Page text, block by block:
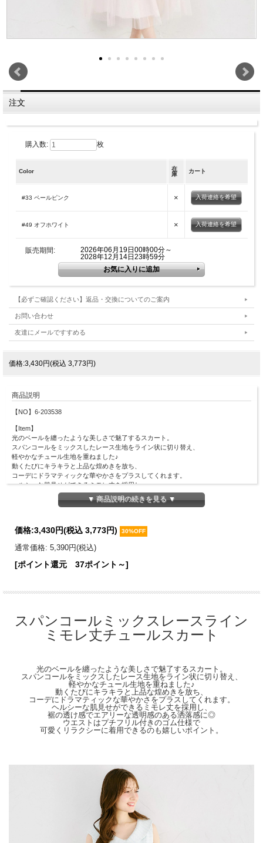
注文
購入数: 枚
Color
在
庫
カート
#33 ペールピンク × 入荷連絡を希望
#49 オフホワイト × 入荷連絡を希望
販売期間:
2026年06月19日00時00分～
2028年12月14日23時59分
【必ずご確認ください】返品・交換についてのご案内
お問い合わせ
友達にメールですすめる
価格:3,430円(税込 3,773円)
商品説明
【NO】6-203538
【Item】
光のベールを纏ったような美しさで魅了するスカート。
スパンコールをミックスしたレース生地をライン状に切り替え、
軽やかなチュール生地を重ねました♪
動くたびにキラキラと上品な煌めきを放ち、
コーデにドラマティックな華やかさをプラスしてくれます。
ヘルシーな肌見せができるミモレ丈を採用し、
裾の透け感でエアリーな透明感のある洒落感に◎
ウエストはプチフリル付きのゴム仕様で
https://www.tocco-closet.co.jp/SHOP/389182/390077/list.html
【Material】
別布（レース）：ナイロン85％、ポリエステル15％
【Detail】
※ウエストゴム仕様
※ファスナーなし
【Attention】サイズは平置きサイズとなりますので測り方により誤差が出る場合が
ございます。 色合いはモニター環境により若干の誤差が出ます。 ライティングや
天候によりモデル画像と物撮り画像のカラーに違いある場合、物撮り画像の方が
実際のカラーに近い状態で撮影されておりますので、そちらを参考にしてください
ませ。
▼ 商品説明の続きを見る ▼
価格:3,430円(税込 3,773円) 30%OFF
通常価格: 5,390円(税込)
[ポイント還元 37ポイント～]
スパンコールミックスレースライン
ミモレ丈チュールスカート
光のベールを纏ったような美しさで魅了するスカート。
スパンコールをミックスしたレース生地をライン状に切り替え、
軽やかなチュール生地を重ねました♪
動くたびにキラキラと上品な煌めきを放ち、
コーデにドラマティックな華やかさをプラスしてくれます。
ヘルシーな肌見せができるミモレ丈を採用し、
裾の透け感でエアリーな透明感のある洒落感に◎
ウエストはプチフリル付きのゴム仕様で
可愛くリラクシーに着用できるのも嬉しいポイント。